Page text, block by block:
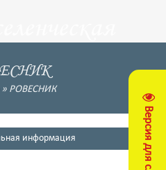
район
РОВЕСНИК
информация